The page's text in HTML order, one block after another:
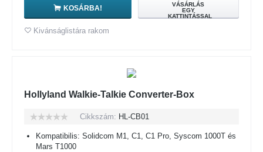
KOSÁRBA!
VÁSÁRLÁS
EGY
KATTINTÁSSAL
Kivánságlistára rakom
Hollyland Walkie-Talkie Converter-Box
Cikkszám: HL-CB01
Kompatibilis: Solidcom M1, C1, C1 Pro, Syscom 1000T és
Mars T1000